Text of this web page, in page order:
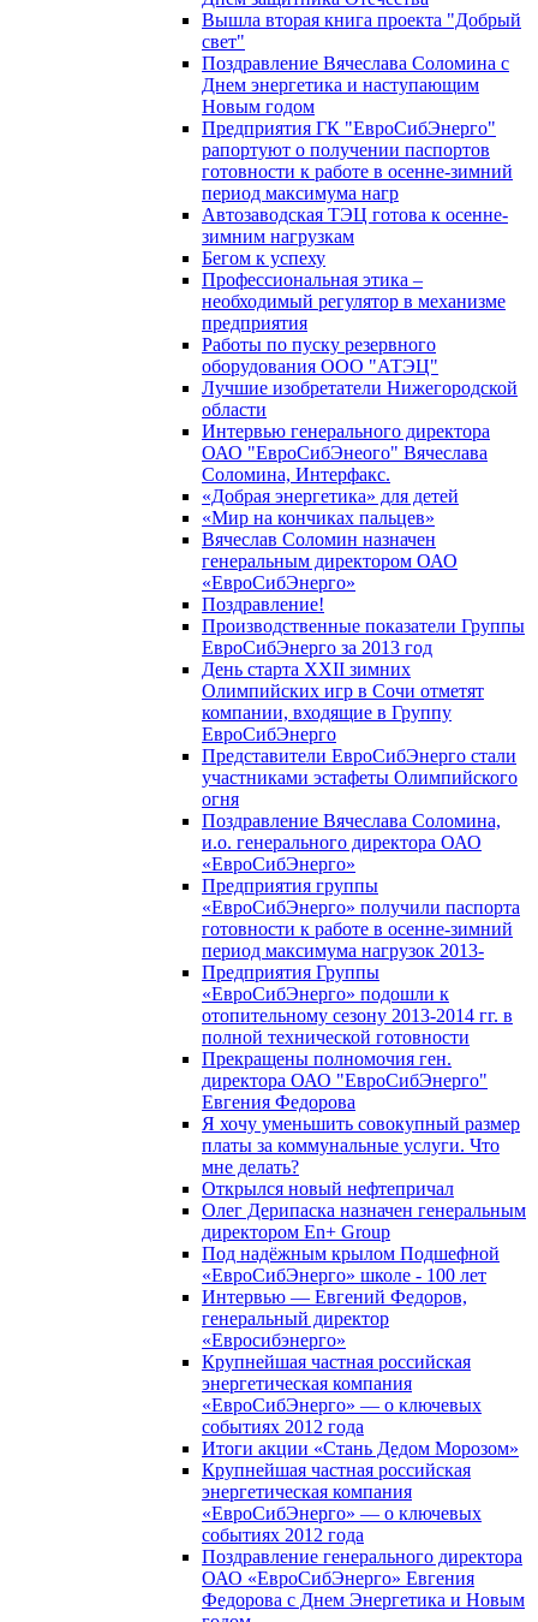
Вышла вторая книга проекта "Добрый
свет"
Поздравление Вячеслава Соломина с
Днем энергетика и наступающим
Новым годом
Предприятия ГК "ЕвроСибЭнерго"
рапортуют о получении паспортов
готовности к работе в осенне-зимний
период максимума нагр
Автозаводская ТЭЦ готова к осенне-
зимним нагрузкам
Бегом к успеху
Профессиональная этика –
необходимый регулятор в механизме
предприятия
Работы по пуску резервного
оборудования ООО "АТЭЦ"
Лучшие изобретатели Нижегородской
области
Интервью генерального директора
ОАО "ЕвроСибЭнеого" Вячеслава
Соломина, Интерфакс.
«Добрая энергетика» для детей
«Мир на кончиках пальцев»
Вячеслав Соломин назначен
генеральным директором ОАО
«ЕвроСибЭнерго»
Поздравление!
Производственные показатели Группы
ЕвроСибЭнерго за 2013 год
День старта XXII зимних
Олимпийских игр в Сочи отметят
компании, входящие в Группу
ЕвроСибЭнерго
Представители ЕвроСибЭнерго стали
участниками эстафеты Олимпийского
огня
Поздравление Вячеслава Соломина,
и.о. генерального директора ОАО
«ЕвроСибЭнерго»
Предприятия группы
«ЕвроСибЭнерго» получили паспорта
готовности к работе в осенне-зимний
период максимума нагрузок 2013-
Предприятия Группы
«ЕвроСибЭнерго» подошли к
отопительному сезону 2013-2014 гг. в
полной технической готовности
Прекращены полномочия ген.
директора ОАО "ЕвроСибЭнерго"
Евгения Федорова
Я хочу уменьшить совокупный размер
платы за коммунальные услуги. Что
мне делать?
Открылся новый нефтепричал
Олег Дерипаска назначен генеральным
директором En+ Group
Под надёжным крылом Подшефной
«ЕвроСибЭнерго» школе - 100 лет
Интервью — Евгений Федоров,
генеральный директор
«Евросибэнерго»
Крупнейшая частная российская
энергетическая компания
«ЕвроСибЭнерго» — о ключевых
событиях 2012 года
Итоги акции «Стань Дедом Морозом»
Крупнейшая частная российская
энергетическая компания
«ЕвроСибЭнерго» — о ключевых
событиях 2012 года
Поздравление генерального директора
ОАО «ЕвроСибЭнерго» Евгения
Федорова с Днем Энергетика и Новым